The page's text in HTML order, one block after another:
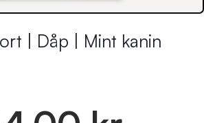
| Dåp | Mint kanin